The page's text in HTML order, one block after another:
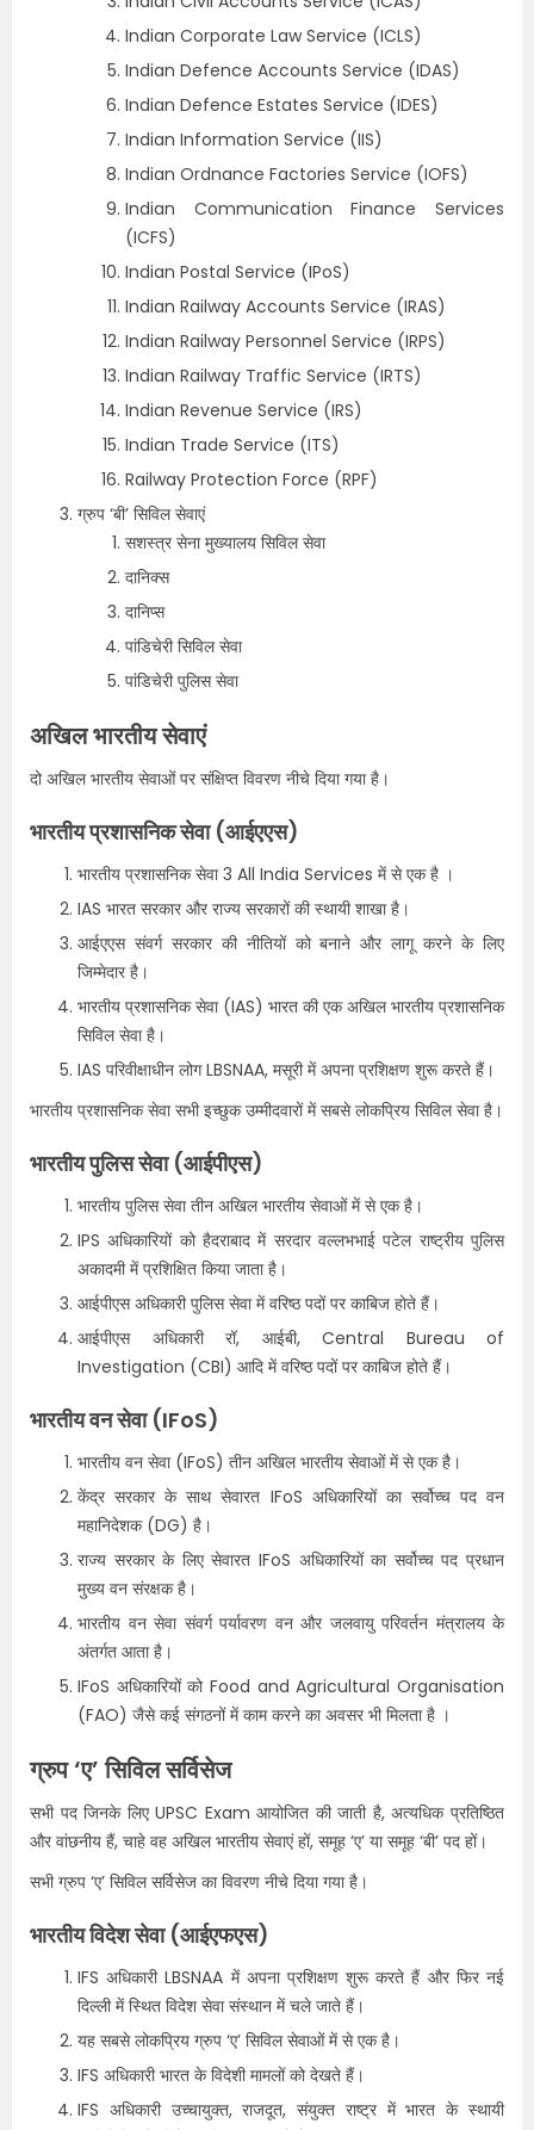
Indian Corporate Law Service (ICLS)
Indian Defence Accounts Service (IDAS)
Indian Defence Estates Service (IDES)
Indian Information Service (IIS)
Indian Ordnance Factories Service (IOFS)
Indian Communication Finance Services
(ICFS)
Indian Postal Service (IPoS)
Indian Railway Accounts Service (IRAS)
Indian Railway Personnel Service (IRPS)
Indian Railway Traffic Service (IRTS)
Indian Revenue Service (IRS)
Indian Trade Service (ITS)
Railway Protection Force (RPF)
ग्रुप ‘बी’ सिविल सेवाएं
सशस्त्र सेना मुख्यालय सिविल सेवा
दानिक्स
दानिप्स
पांडिचेरी सिविल सेवा
पांडिचेरी पुलिस सेवा
अखिल भारतीय सेवाएं
दो अखिल भारतीय सेवाओं पर संक्षिप्त विवरण नीचे दिया गया है।
भारतीय प्रशासनिक सेवा (आईएएस)
भारतीय प्रशासनिक सेवा 3 All India Services में से एक है ।
IAS भारत सरकार और राज्य सरकारों की स्थायी शाखा है।
आईएएस संवर्ग सरकार की नीतियों को बनाने और लागू करने के लिए
जिम्मेदार है।
भारतीय प्रशासनिक सेवा (IAS) भारत की एक अखिल भारतीय प्रशासनिक
सिविल सेवा है।
IAS परिवीक्षाधीन लोग LBSNAA, मसूरी में अपना प्रशिक्षण शुरू करते हैं।
भारतीय प्रशासनिक सेवा सभी इच्छुक उम्मीदवारों में सबसे लोकप्रिय सिविल सेवा है।
भारतीय पुलिस सेवा (आईपीएस)
भारतीय पुलिस सेवा तीन अखिल भारतीय सेवाओं में से एक है।
IPS अधिकारियों को हैदराबाद में सरदार वल्लभभाई पटेल राष्ट्रीय पुलिस
अकादमी में प्रशिक्षित किया जाता है।
आईपीएस अधिकारी पुलिस सेवा में वरिष्ठ पदों पर काबिज होते हैं।
आईपीएस अधिकारी रॉ, आईबी, Central Bureau of
Investigation (CBI) आदि में वरिष्ठ पदों पर काबिज होते हैं।
भारतीय वन सेवा (IFoS)
भारतीय वन सेवा (IFoS) तीन अखिल भारतीय सेवाओं में से एक है।
केंद्र सरकार के साथ सेवारत IFoS अधिकारियों का सर्वोच्च पद वन
महानिदेशक (DG) है।
राज्य सरकार के लिए सेवारत IFoS अधिकारियों का सर्वोच्च पद प्रधान
मुख्य वन संरक्षक है।
भारतीय वन सेवा संवर्ग पर्यावरण वन और जलवायु परिवर्तन मंत्रालय के
अंतर्गत आता है।
IFoS अधिकारियों को Food and Agricultural Organisation
(FAO) जैसे कई संगठनों में काम करने का अवसर भी मिलता है ।
ग्रुप ‘ए’ सिविल सर्विसेज
सभी पद जिनके लिए UPSC Exam आयोजित की जाती है, अत्यधिक प्रतिष्ठित
और वांछनीय हैं, चाहे वह अखिल भारतीय सेवाएं हों, समूह ‘ए’ या समूह ‘बी’ पद हों।
सभी ग्रुप ‘ए’ सिविल सर्विसेज का विवरण नीचे दिया गया है।
भारतीय विदेश सेवा (आईएफएस)
IFS अधिकारी LBSNAA में अपना प्रशिक्षण शुरू करते हैं और फिर नई
दिल्ली में स्थित विदेश सेवा संस्थान में चले जाते हैं।
यह सबसे लोकप्रिय ग्रुप ‘ए’ सिविल सेवाओं में से एक है।
IFS अधिकारी भारत के विदेशी मामलों को देखते हैं।
IFS अधिकारी उच्चायुक्त, राजदूत, संयुक्त राष्ट्र में भारत के स्थायी